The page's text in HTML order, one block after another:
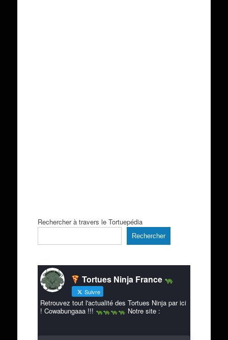
Rechercher à travers le Tortuepédia
Rechercher
Tortues Ninja France
Suivre
Retrouvez tout l'actualité des Tortues Ninja par ici
! Cowabungaaa !!!
Notre site :